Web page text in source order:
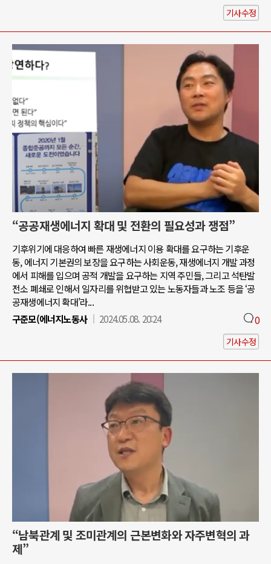
기사수정
“공공재생에너지 확대 및 전환의 필요성과 쟁점”
기후위기에 대응하여 빠른 재생에너지 이용 확대를 요구하는 기후운
동, 에너지 기본권의 보장을 요구하는 사회운동, 재생에너지 개발 과정
에서 피해를 입으며 공적 개발을 요구하는 지역 주민들, 그리고 석탄발
전소 폐쇄로 인해서 일자리를 위협받고 있는 노동자들과 노조 등을 ‘공
공재생에너지 확대’라...
구준모(에너지노동사
2024.05.08. 20:24 0
기사수정
“남북관계 및 조미관계의 근본변화와 자주변혁의 과
제”